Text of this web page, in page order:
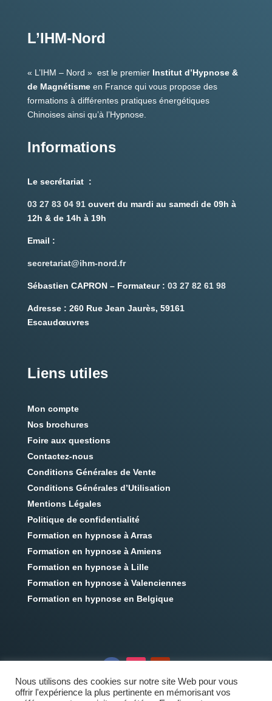
L’IHM-Nord
« L’IHM – Nord » est le premier Institut d’Hypnose &
de Magnétismeen France qui vous propose des
formations à différentes pratiques énergétiques
Chinoises ainsi qu’à l’Hypnose.
Informations
Le secrétariat :
03 27 83 04 91 ouvert du mardi au samedi de 09h à
12h & de 14h à 19h
Email :
secretariat@ihm-nord.fr
Sébastien CAPRON – Formateur : 03 27 82 61 98
Adresse : 260 Rue Jean Jaurès, 59161
Escaudœuvres
Liens utiles
Mon compte
Nos brochures
Foire aux questions
Contactez-nous
Conditions Générales de Vente
Conditions Générales d’Utilisation
Mentions Légales
Politique de confidentialité
Formation en hypnose à Arras
Formation en hypnose à Amiens
Formation en hypnose à Lille
Formation en hypnose à Valenciennes
Formation en hypnose en Belgique
Nous utilisons des cookies sur notre site Web pour vous
offrir l'expérience la plus pertinente en mémorisant vos